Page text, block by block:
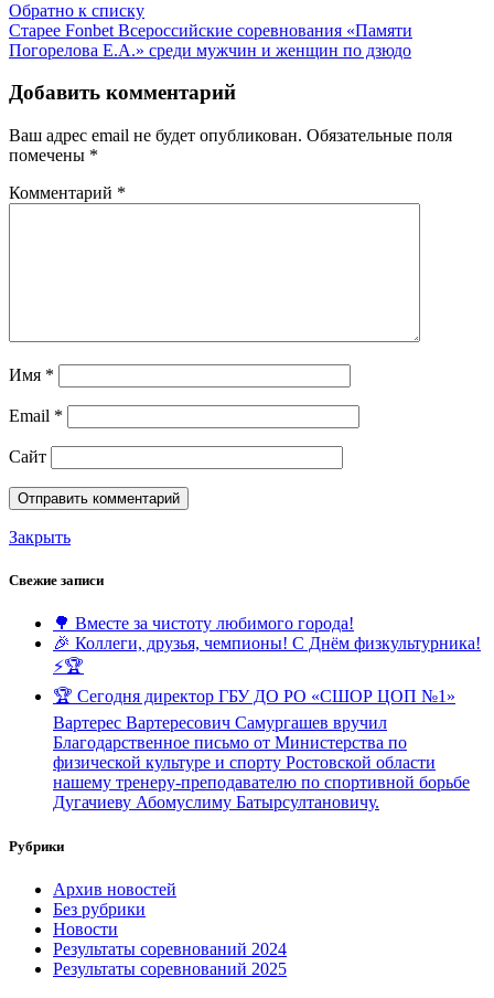
Обратно к списку
Старее Fonbet Всероссийские соревнования «Памяти
Погорелова Е.А.» среди мужчин и женщин по дзюдо
Добавить комментарий
Ваш адрес email не будет опубликован. Обязательные поля
помечены *
Комментарий *
Имя *
Email *
Сайт
Закрыть
Свежие записи
🌳 Вместе за чистоту любимого города!
🎉 Коллеги, друзья, чемпионы! С Днём физкультурника!
⚡️🏆
🏆 Сегодня директор ГБУ ДО РО «СШОР ЦОП №1»
Вартерес Вартересович Самургашев вручил
Благодарственное письмо от Министерства по
физической культуре и спорту Ростовской области
нашему тренеру-преподавателю по спортивной борьбе
Дугачиеву Абомуслиму Батырсултановичу.
Рубрики
Архив новостей
Без рубрики
Новости
Результаты соревнований 2024
Результаты соревнований 2025